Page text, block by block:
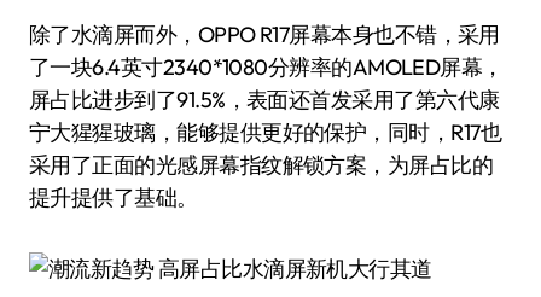
除了水滴屏而外，OPPO R17屏幕本身也不错，采用
了一块6.4英寸2340*1080分辨率的AMOLED屏幕，
屏占比进步到了91.5%，表面还首发采用了第六代康
宁大猩猩玻璃，能够提供更好的保护，同时，R17也
采用了正面的光感屏幕指纹解锁方案，为屏占比的
提升提供了基础。